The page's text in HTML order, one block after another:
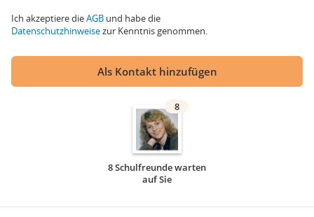
Ich akzeptiere dieAGB und habe die
Datenschutzhinweisezur Kenntnis genommen.
Als Kontakt hinzufügen
8
8 Schulfreunde warten
auf Sie